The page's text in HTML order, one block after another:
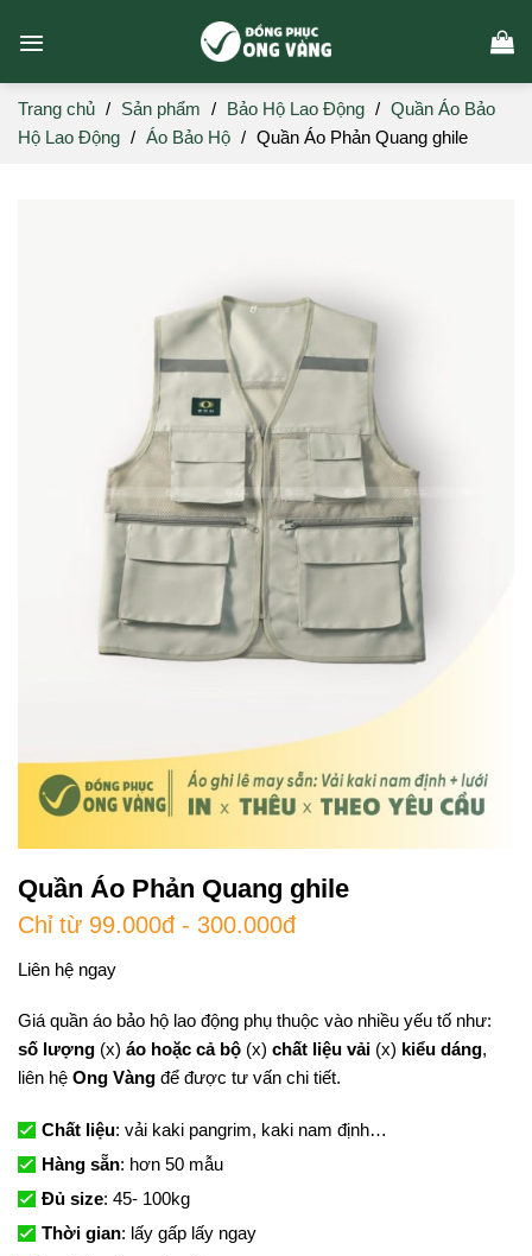
Trang chủ / Sản phẩm / Bảo Hộ Lao Động / Quần Áo Bảo
Hộ Lao Động / Áo Bảo Hộ / Quần Áo Phản Quang ghile
Quần Áo Phản Quang ghile
Chỉ từ 99.000đ - 300.000đ
Liên hệ ngay
Giá quần áo bảo hộ lao động phụ thuộc vào nhiều yếu tố như:
số lượng(x) áo hoặc cả bộ(x) chất liệu vải (x) kiểu dáng,
liên hệ Ong Vàngđể được tư vấn chi tiết.
Chất liệu: vải kaki pangrim, kaki nam định…
Hàng sẵn: hơn 50 mẫu
Đủ size: 45- 100kg
Thời gian: lấy gấp lấy ngay